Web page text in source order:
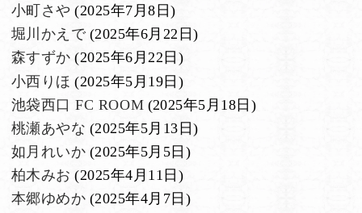
小町さや (2025年7月8日)
堀川かえで (2025年6月22日)
森すずか (2025年6月22日)
小西りほ (2025年5月19日)
池袋西口 FC ROOM (2025年5月18日)
桃瀬あやな (2025年5月13日)
如月れいか (2025年5月5日)
柏木みお (2025年4月11日)
本郷ゆめか (2025年4月7日)